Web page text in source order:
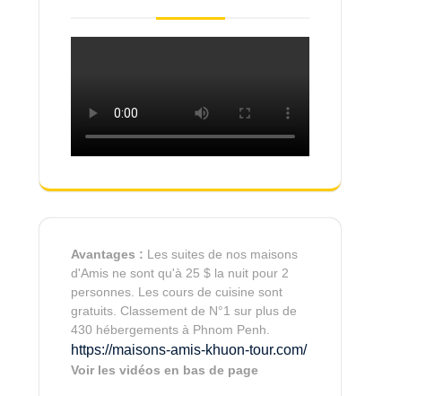
Avantages : Les suites de nos maisons
d'Amis ne sont qu'à 25 $ la nuit pour 2
personnes. Les cours de cuisine sont
gratuits. Classement de N°1 sur plus de
430 hébergements à Phnom Penh.
https://maisons-amis-khuon-tour.com/
Voir les vidéos en bas de page